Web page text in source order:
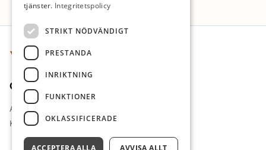
Sidfot
Om oss
Arbetsgivare i fokus
Kontakt
tjänster. Integritetspolicy
STRIKT NÖDVÄNDIGT
PRESTANDA
INRIKTNING
FUNKTIONER
OKLASSIFICERADE
ACCEPTERA ALLA AVVISA ALLT